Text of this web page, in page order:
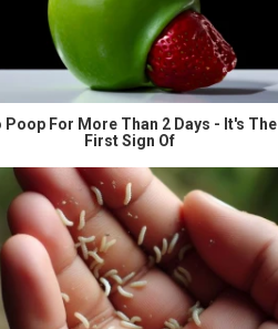
Poop For More Than 2 Days - It's The
First Sign Of